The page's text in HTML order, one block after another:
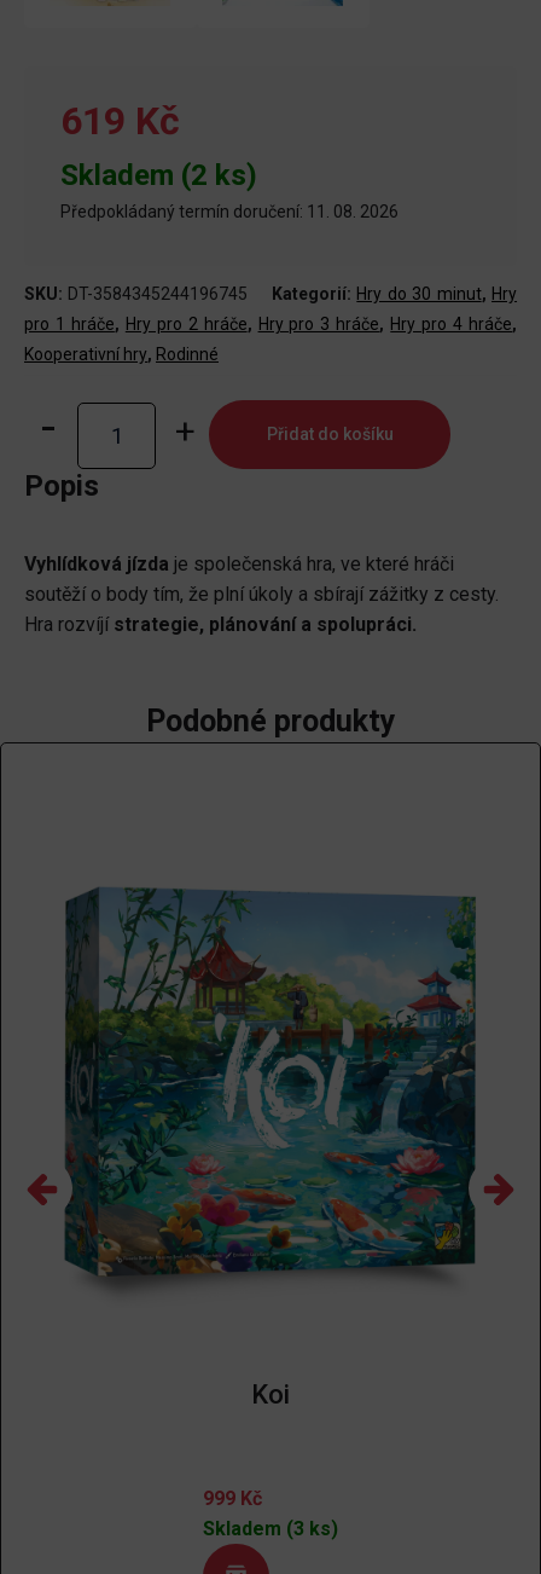
619 Kč
Skladem (2 ks)
Předpokládaný termín doručení: 11. 08. 2026
SKU: DT-3584345244196745 Kategorií: Hry do 30 minut, Hry
pro 1 hráče, Hry pro 2 hráče, Hry pro 3 hráče, Hry pro 4 hráče,
Kooperativní hry, Rodinné
Vyhlídková
množství
Přidat do košíku
Popis
Vyhlídková jízda je společenská hra, ve které hráči
soutěží o body tím, že plní úkoly a sbírají zážitky z cesty.
Hra rozvíjí strategie, plánování a spolupráci.
Podobné produkty
Koi
999 Kč
Skladem (3 ks)